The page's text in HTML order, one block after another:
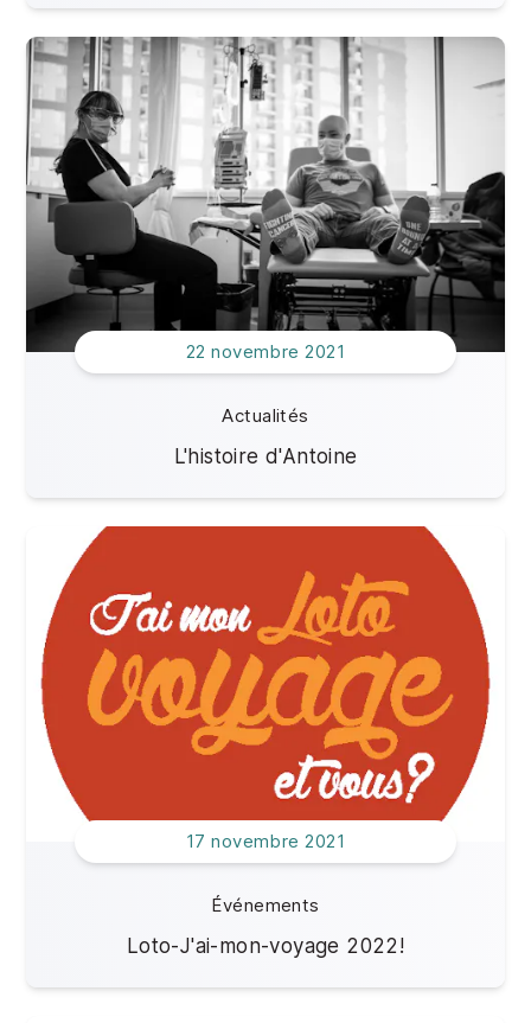
22 novembre 2021
Actualités
L'histoire d'Antoine
17 novembre 2021
Événements
Loto-J'ai-mon-voyage 2022!